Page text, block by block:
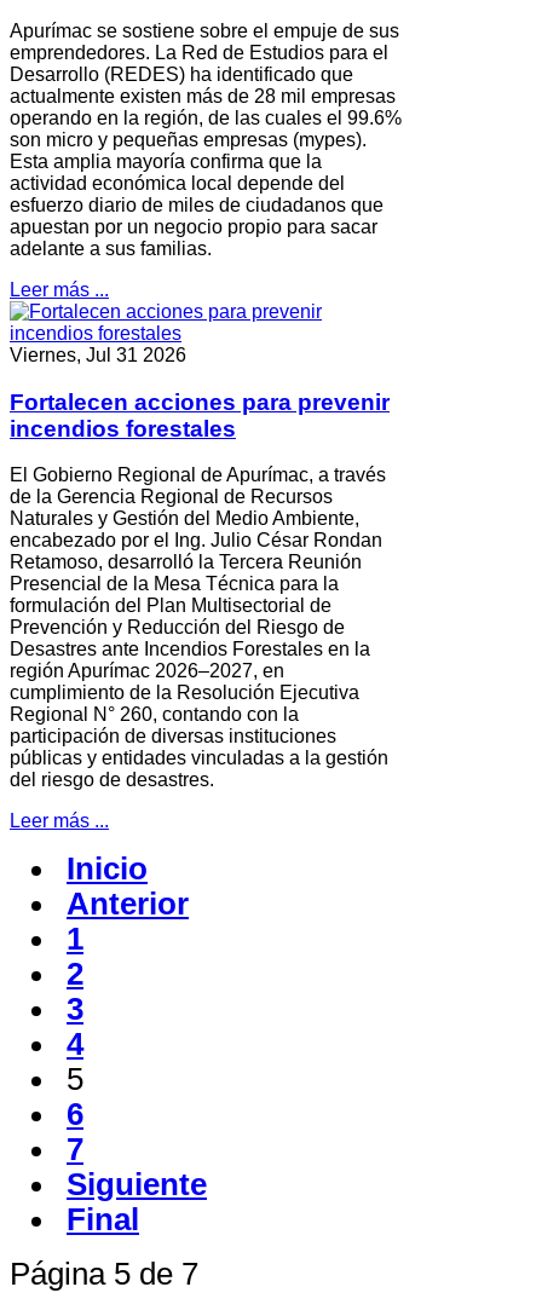
Apurímac se sostiene sobre el empuje de sus
emprendedores. La Red de Estudios para el
Desarrollo (REDES) ha identificado que
actualmente existen más de 28 mil empresas
operando en la región, de las cuales el 99.6%
son micro y pequeñas empresas (mypes).
Esta amplia mayoría confirma que la
actividad económica local depende del
esfuerzo diario de miles de ciudadanos que
apuestan por un negocio propio para sacar
adelante a sus familias.
Leer más ...
Viernes, Jul 31 2026
Fortalecen acciones para prevenir
incendios forestales
El Gobierno Regional de Apurímac, a través
de la Gerencia Regional de Recursos
Naturales y Gestión del Medio Ambiente,
encabezado por el Ing. Julio César Rondan
Retamoso, desarrolló la Tercera Reunión
Presencial de la Mesa Técnica para la
formulación del Plan Multisectorial de
Prevención y Reducción del Riesgo de
Desastres ante Incendios Forestales en la
región Apurímac 2026–2027, en
cumplimiento de la Resolución Ejecutiva
Regional N° 260, contando con la
participación de diversas instituciones
públicas y entidades vinculadas a la gestión
del riesgo de desastres.
Leer más ...
Inicio
Anterior
1
2
3
4
5
6
7
Siguiente
Final
Página 5 de 7